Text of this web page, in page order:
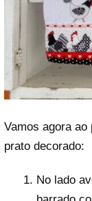
Vamos agora
prato decorado:
No lado